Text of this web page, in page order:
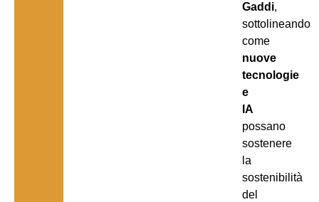
Gaddi,
sottolineando
come
nuove
tecnologie
e
IA
possano
sostenere
la
sostenibilità
del